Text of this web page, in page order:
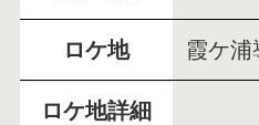
ロケ地 霞ケ浦
ロケ地詳細